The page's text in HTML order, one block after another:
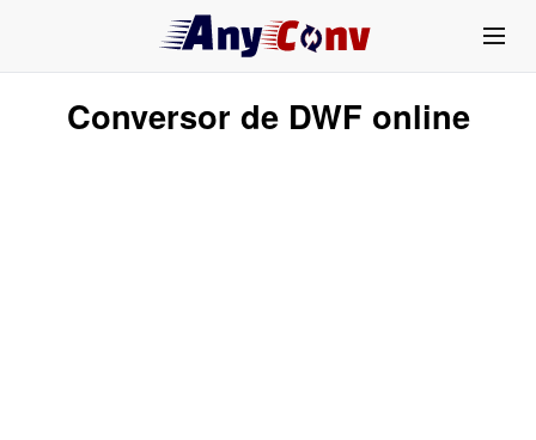
Conversor de DWF online